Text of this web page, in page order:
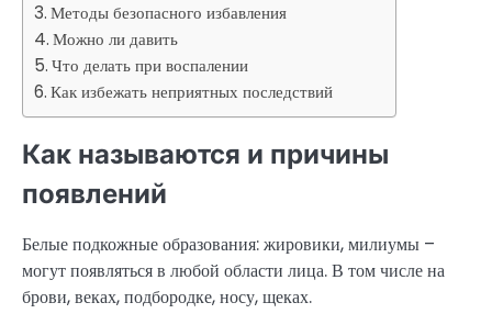
Методы безопасного избавления
Можно ли давить
Что делать при воспалении
Как избежать неприятных последствий
Как называются и причины
появлений
Белые подкожные образования: жировики, милиумы –
могут появляться в любой области лица. В том числе на
брови, веках, подбородке, носу, щеках.